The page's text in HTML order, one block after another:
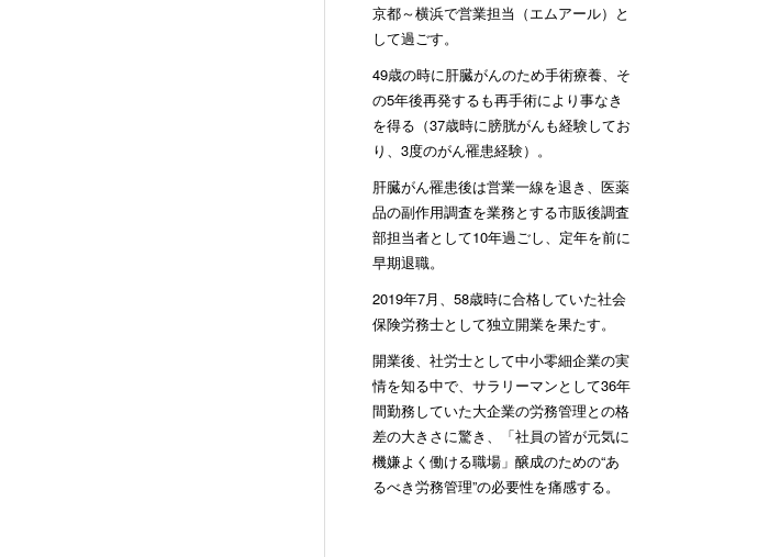
京都～横浜で営業担当（エムアール）と
して過ごす。
49歳の時に肝臓がんのため手術療養、そ
の5年後再発するも再手術により事なき
を得る（37歳時に膀胱がんも経験してお
り、3度のがん罹患経験）。
肝臓がん罹患後は営業一線を退き、医薬
品の副作用調査を業務とする市販後調査
部担当者として10年過ごし、定年を前に
早期退職。
2019年7月、58歳時に合格していた社会
保険労務士として独立開業を果たす。
開業後、社労士として中小零細企業の実
情を知る中で、サラリーマンとして36年
間勤務していた大企業の労務管理との格
差の大きさに驚き、「社員の皆が元気に
機嫌よく働ける職場」醸成のための“あ
るべき労務管理”の必要性を痛感する。